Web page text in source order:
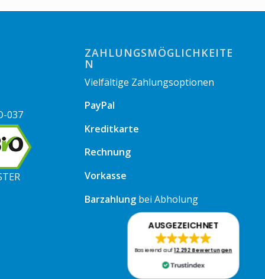
AUSGEZEICHNET
Basierend auf12.292 Bewertungen
037
ZAHLUNGSMÖGLICHKEITE
N
Vielfältige Zahlungsoptionen
PayPal
Kreditkarte
Rechnung
Vorkasse
Barzahlungbei Abholung